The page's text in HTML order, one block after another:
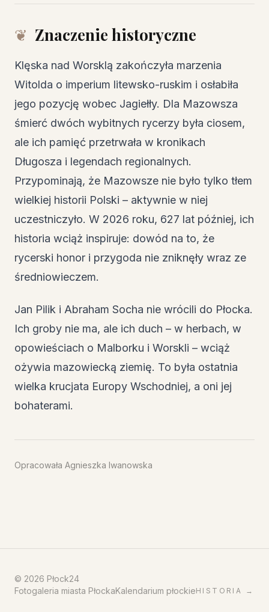
Znaczenie historyczne
Klęska nad Worsklą zakończyła marzenia
Witolda o imperium litewsko-ruskim i osłabiła
jego pozycję wobec Jagiełły. Dla Mazowsza
śmierć dwóch wybitnych rycerzy była ciosem,
ale ich pamięć przetrwała w kronikach
Długosza i legendach regionalnych.
Przypominają, że Mazowsze nie było tylko tłem
wielkiej historii Polski – aktywnie w niej
uczestniczyło. W 2026 roku, 627 lat później, ich
historia wciąż inspiruje: dowód na to, że
rycerski honor i przygoda nie zniknęły wraz ze
średniowieczem.
Jan Pilik i Abraham Socha nie wrócili do Płocka.
Ich groby nie ma, ale ich duch – w herbach, w
opowieściach o Malborku i Worskli – wciąż
ożywia mazowiecką ziemię. To była ostatnia
wielka krucjata Europy Wschodniej, a oni jej
bohaterami.
Opracowała Agnieszka Iwanowska
© 2026 Płock24
Fotogaleria miasta PłockaKalendarium płockieHISTORIA →